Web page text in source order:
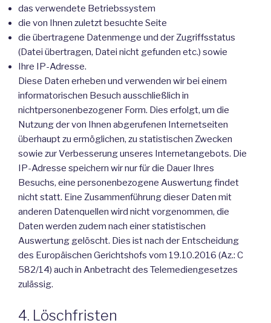
das verwendete Betriebssystem
die von Ihnen zuletzt besuchte Seite
die übertragene Datenmenge und der Zugriffsstatus
(Datei übertragen, Datei nicht gefunden etc.) sowie
Ihre IP-Adresse.
Diese Daten erheben und verwenden wir bei einem
informatorischen Besuch ausschließlich in
nichtpersonenbezogener Form. Dies erfolgt, um die
Nutzung der von Ihnen abgerufenen Internetseiten
überhaupt zu ermöglichen, zu statistischen Zwecken
sowie zur Verbesserung unseres Internetangebots. Die
IP-Adresse speichern wir nur für die Dauer Ihres
Besuchs, eine personenbezogene Auswertung findet
nicht statt. Eine Zusammenführung dieser Daten mit
anderen Datenquellen wird nicht vorgenommen, die
Daten werden zudem nach einer statistischen
Auswertung gelöscht. Dies ist nach der Entscheidung
des Europäischen Gerichtshofs vom 19.10.2016 (Az.: C
582/14) auch in Anbetracht des Telemediengesetzes
zulässig.
4. Löschfristen